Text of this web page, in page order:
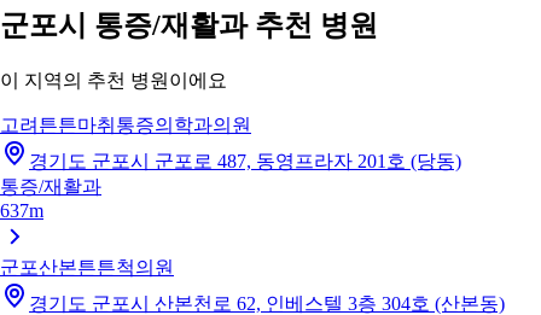
군포시 통증/재활과 추천 병원
이 지역의 추천 병원이에요
고려튼튼마취통증의학과의원
경기도 군포시 군포로 487, 동영프라자 201호 (당동)
통증/재활과
637m
군포산본튼튼척의원
경기도 군포시 산본천로 62, 인베스텔 3층 304호 (산본동)